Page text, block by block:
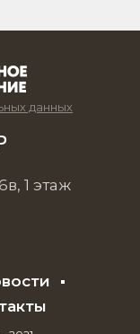
данных
1 этаж